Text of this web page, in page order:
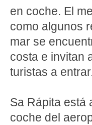
en coche. El
como algunos
mar se
costa e invitan
turistas a
Sa Rápita está
coche del